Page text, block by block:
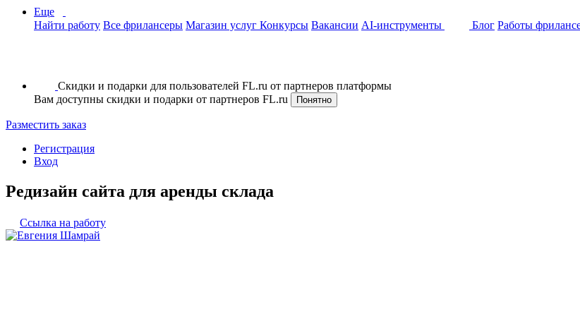
Еще
Найти работу Все фрилансеры Магазин услуг Конкурсы Вакансии AI-инструменты Блог Работы
Скидки и подарки для пользователей FL.ru от партнеров платформы
Вам доступны скидки и подарки от партнеров FL.ru
Понятно
Разместить заказ
Регистрация
Вход
Редизайн сайта для аренды склада
Ссылка на работу